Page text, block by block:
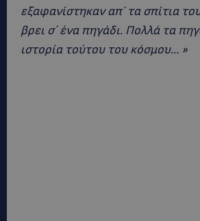
εξαφανίστηκαν απ´ τα σπίτια
βρει σ´ ένα πηγάδι. Πολλά τα
ιστορία τούτου του κόσμου… »